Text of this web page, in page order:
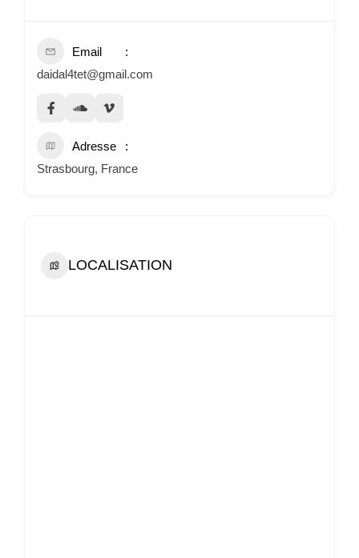
Email
daidal4tet@gmail.com
Adresse
Strasbourg, France
LOCALISATION